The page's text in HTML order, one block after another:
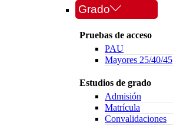
Grado
Pruebas de acceso
PAU
Mayores 25/40/45
Estudios de grado
Admisión
Matrícula
Convalidaciones